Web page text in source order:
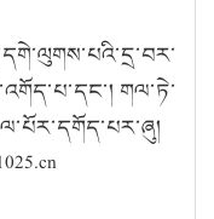
གལ་ཏེ་